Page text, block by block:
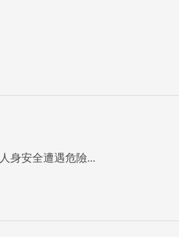
身安全遭遇危險...